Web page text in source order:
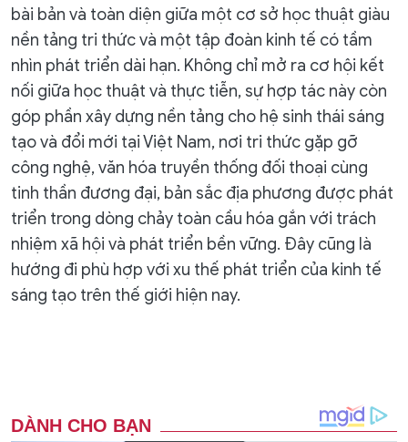
bài bản và toàn diện giữa một cơ sở học thuật giàu
nền tảng tri thức và một tập đoàn kinh tế có tầm
nhìn phát triển dài hạn. Không chỉ mở ra cơ hội kết
nối giữa học thuật và thực tiễn, sự hợp tác này còn
góp phần xây dựng nền tảng cho hệ sinh thái sáng
tạo và đổi mới tại Việt Nam, nơi tri thức gặp gỡ
công nghệ, văn hóa truyền thống đối thoại cùng
tinh thần đương đại, bản sắc địa phương được phát
triển trong dòng chảy toàn cầu hóa gắn với trách
nhiệm xã hội và phát triển bền vững. Đây cũng là
hướng đi phù hợp với xu thế phát triển của kinh tế
sáng tạo trên thế giới hiện nay.